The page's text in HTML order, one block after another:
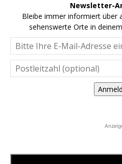
Newsletter-
Bleibe immer informiert über
sehenswerte Orte in